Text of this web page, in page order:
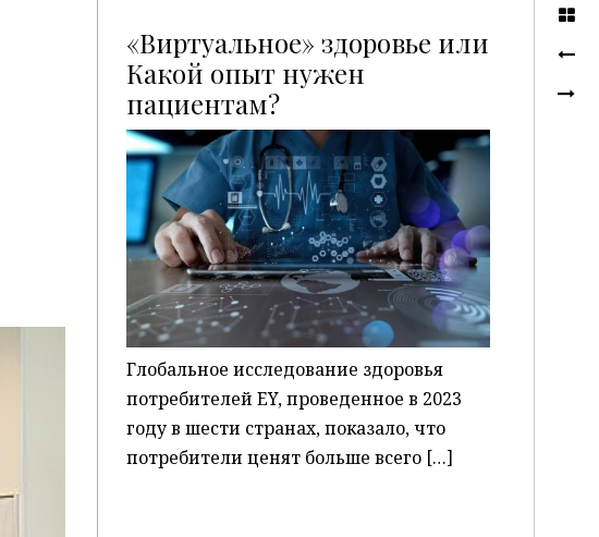
«Виртуальное» здоровье или
Какой опыт нужен
пациентам?P
Глобальное исследование здоровья
потребителей EY, проведенное в 2023
году в шести странах, показало, что
потребители ценят больше всего […]